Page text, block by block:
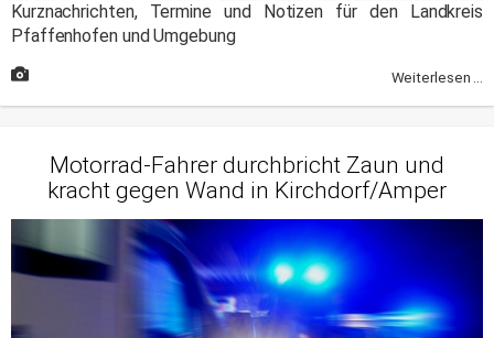
Kurznachrichten, Termine und Notizen für den Landkreis
Pfaffenhofen und Umgebung
Weiterlesen ...
Motorrad-Fahrer durchbricht Zaun und
kracht gegen Wand in Kirchdorf/Amper